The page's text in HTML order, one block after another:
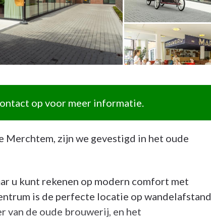
op voor meer informatie.
Merchtem, zijn we gevestigd in het oude
u kunt rekenen op modern comfort met
is de perfecte locatie op wandelafstand
van de oude brouwerij, en het